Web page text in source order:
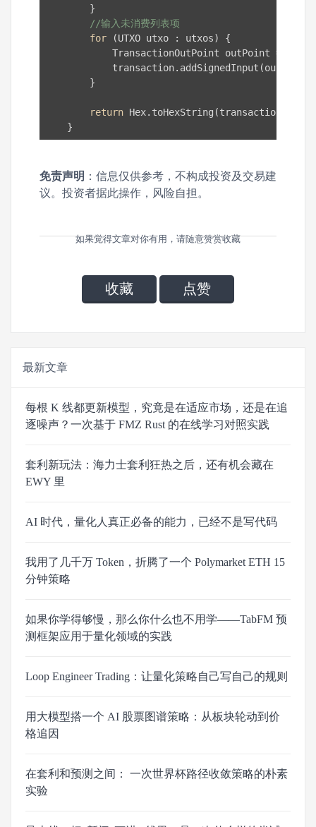
        }
//输入未消费列表项
for (UTXO utxo : utxos) {
            TransactionOutPoint outPoint =
        }
return
    }
免责声明 ：信息仅供参考，不构成投资及交易建
议。投资者据此操作，风险自担。
如果觉得文章对你有用，请随意赞赏收藏
收藏 点赞
最新文章
每根 K 线都更新模型，究竟是在适应市场，还是在追
逐噪声？一次基于 FMZ Rust 的在线学习对照实践
套利新玩法：海力士套利狂热之后，还有机会藏在
EWY 里
AI 时代，量化人真正必备的能力，已经不是写代码
我用了几千万 Token，折腾了一个 Polymarket ETH 15
分钟策略
如果你学得够慢，那么你什么也不用学——TabFM 预
测框架应用于量化领域的实践
Loop Engineer Trading：让量化策略自己写自己的规则
用大模型搭一个 AI 股票图谱策略：从板块轮动到价
格追因
在套利和预测之间： 一次世界杯路径收敛策略的朴素
实验